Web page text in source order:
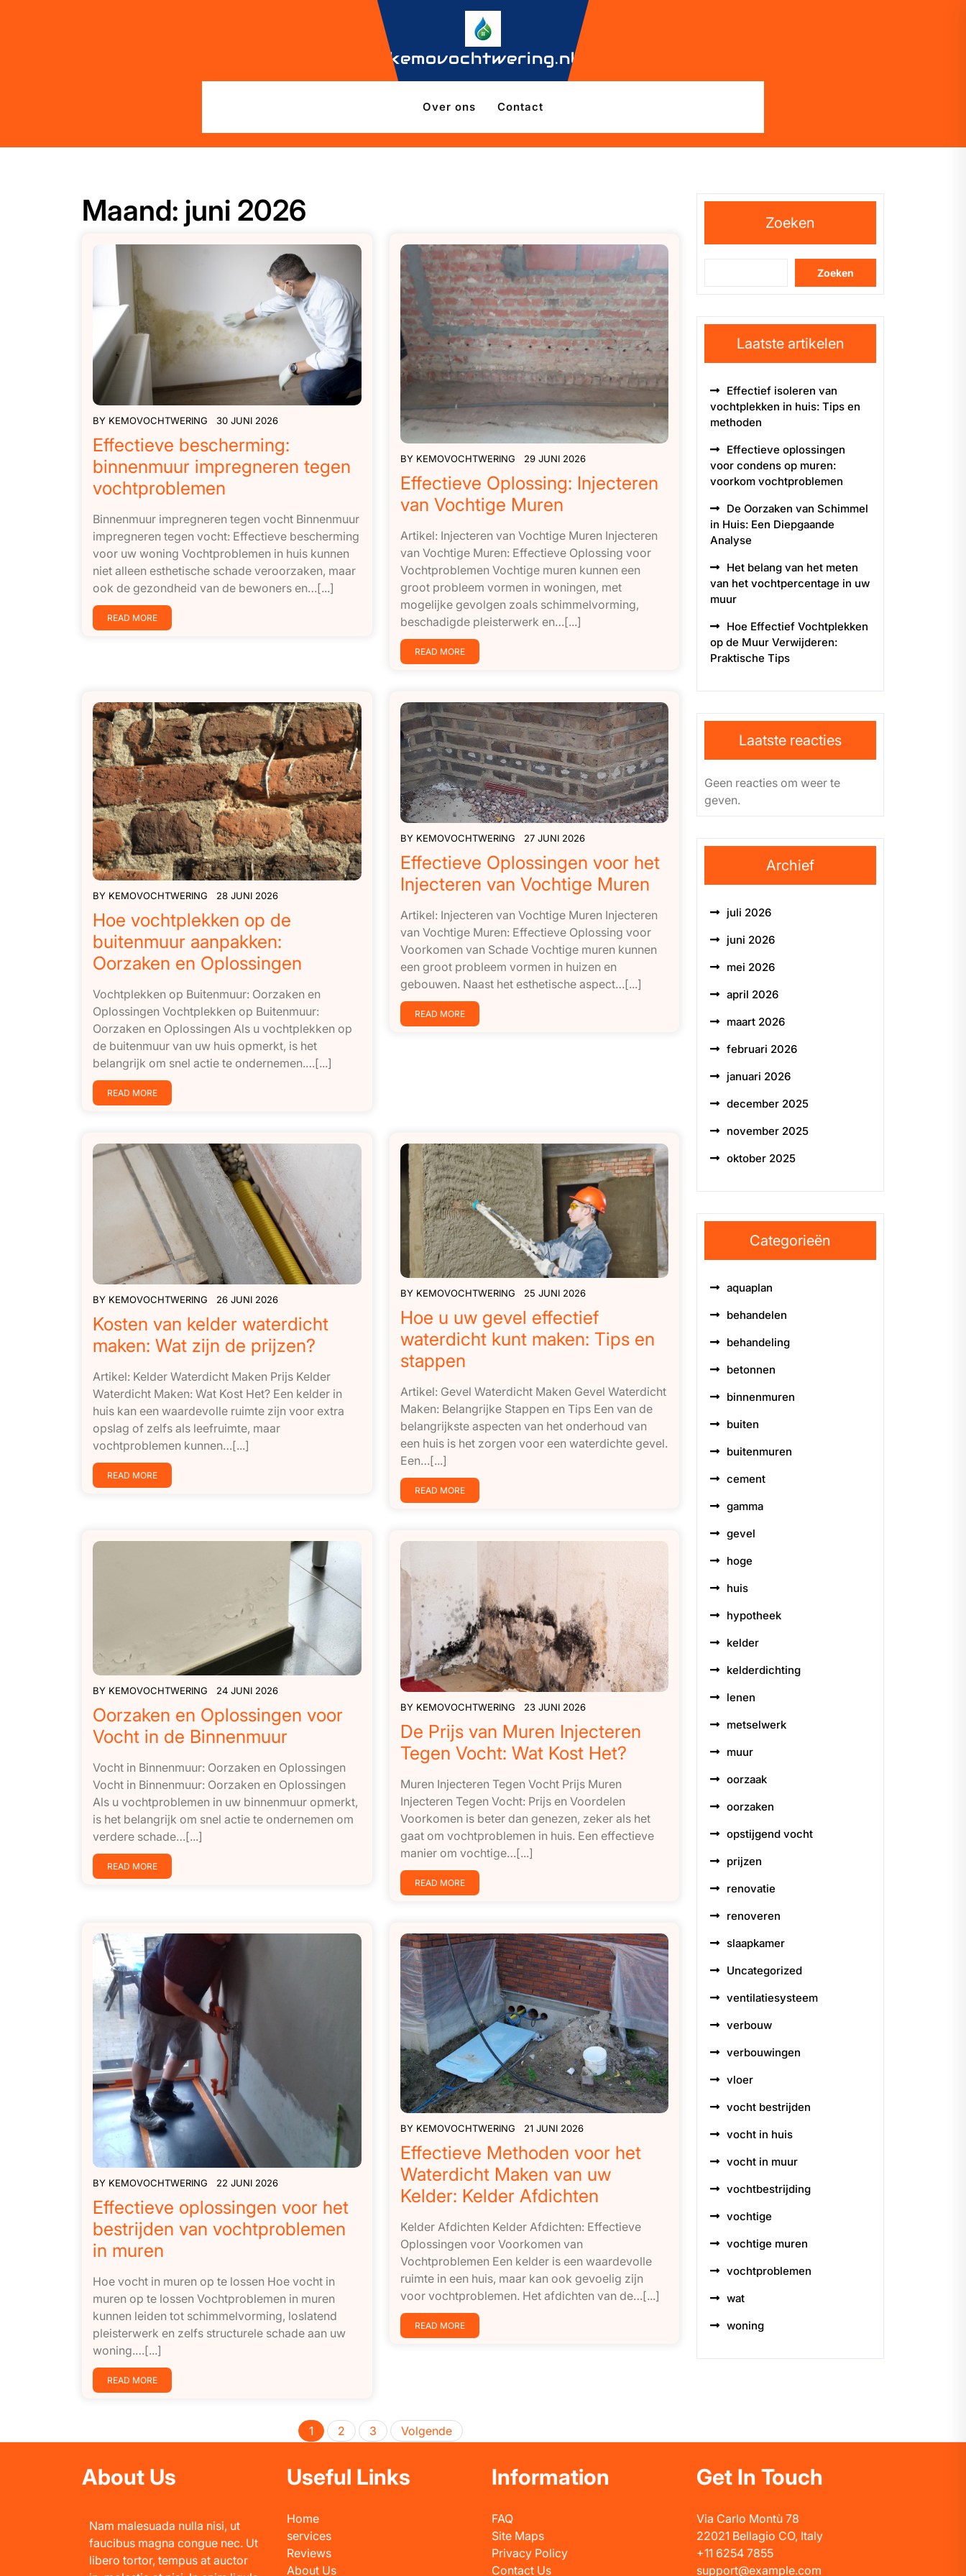
kemovochtwering.nl
Over ons Contact
Maand: juni 2026
BY KEMOVOCHTWERING 30 JUNI 2026
Effectieve bescherming:
binnenmuur impregneren tegen
vochtproblemen
Binnenmuur impregneren tegen vocht Binnenmuur
impregneren tegen vocht: Effectieve bescherming
voor uw woning Vochtproblemen in huis kunnen
niet alleen esthetische schade veroorzaken, maar
ook de gezondheid van de bewoners en…[...]
READ MORE
BY KEMOVOCHTWERING 29 JUNI 2026
Effectieve Oplossing: Injecteren
van Vochtige Muren
Artikel: Injecteren van Vochtige Muren Injecteren
van Vochtige Muren: Effectieve Oplossing voor
Vochtproblemen Vochtige muren kunnen een
groot probleem vormen in woningen, met
mogelijke gevolgen zoals schimmelvorming,
beschadigde pleisterwerk en…[...]
READ MORE
BY KEMOVOCHTWERING 28 JUNI 2026
Hoe vochtplekken op de
buitenmuur aanpakken:
Oorzaken en Oplossingen
Vochtplekken op Buitenmuur: Oorzaken en
Oplossingen Vochtplekken op Buitenmuur:
Oorzaken en Oplossingen Als u vochtplekken op
de buitenmuur van uw huis opmerkt, is het
belangrijk om snel actie te ondernemen.…[...]
READ MORE
BY KEMOVOCHTWERING 27 JUNI 2026
Effectieve Oplossingen voor het
Injecteren van Vochtige Muren
Artikel: Injecteren van Vochtige Muren Injecteren
van Vochtige Muren: Effectieve Oplossing voor
Voorkomen van Schade Vochtige muren kunnen
een groot probleem vormen in huizen en
gebouwen. Naast het esthetische aspect…[...]
READ MORE
BY KEMOVOCHTWERING 26 JUNI 2026
Kosten van kelder waterdicht
maken: Wat zijn de prijzen?
Artikel: Kelder Waterdicht Maken Prijs Kelder
Waterdicht Maken: Wat Kost Het? Een kelder in
huis kan een waardevolle ruimte zijn voor extra
opslag of zelfs als leefruimte, maar
vochtproblemen kunnen…[...]
READ MORE
BY KEMOVOCHTWERING 25 JUNI 2026
Hoe u uw gevel effectief
waterdicht kunt maken: Tips en
stappen
Artikel: Gevel Waterdicht Maken Gevel Waterdicht
Maken: Belangrijke Stappen en Tips Een van de
belangrijkste aspecten van het onderhoud van
een huis is het zorgen voor een waterdichte gevel.
Een…[...]
READ MORE
BY KEMOVOCHTWERING 24 JUNI 2026
Oorzaken en Oplossingen voor
Vocht in de Binnenmuur
Vocht in Binnenmuur: Oorzaken en Oplossingen
Vocht in Binnenmuur: Oorzaken en Oplossingen
Als u vochtproblemen in uw binnenmuur opmerkt,
is het belangrijk om snel actie te ondernemen om
verdere schade…[...]
READ MORE
BY KEMOVOCHTWERING 23 JUNI 2026
De Prijs van Muren Injecteren
Tegen Vocht: Wat Kost Het?
Muren Injecteren Tegen Vocht Prijs Muren
Injecteren Tegen Vocht: Prijs en Voordelen
Voorkomen is beter dan genezen, zeker als het
gaat om vochtproblemen in huis. Een effectieve
manier om vochtige…[...]
READ MORE
BY KEMOVOCHTWERING 22 JUNI 2026
Effectieve oplossingen voor het
bestrijden van vochtproblemen
in muren
Hoe vocht in muren op te lossen Hoe vocht in
muren op te lossen Vochtproblemen in muren
kunnen leiden tot schimmelvorming, loslatend
pleisterwerk en zelfs structurele schade aan uw
woning.…[...]
READ MORE
BY KEMOVOCHTWERING 21 JUNI 2026
Effectieve Methoden voor het
Waterdicht Maken van uw
Kelder: Kelder Afdichten
Kelder Afdichten Kelder Afdichten: Effectieve
Oplossingen voor Voorkomen van
Vochtproblemen Een kelder is een waardevolle
ruimte in een huis, maar kan ook gevoelig zijn
voor vochtproblemen. Het afdichten van de…[...]
READ MORE
Berichten
1 2 3 Volgende
Zoeken
Zoeken
Laatste artikelen
Effectief isoleren van
vochtplekken in huis: Tips en
methoden
Effectieve oplossingen
voor condens op muren:
voorkom vochtproblemen
De Oorzaken van Schimmel
in Huis: Een Diepgaande
Analyse
Het belang van het meten
van het vochtpercentage in uw
muur
Hoe Effectief Vochtplekken
op de Muur Verwijderen:
Praktische Tips
Laatste reacties
Geen reacties om weer te
geven.
Archief
juli 2026
juni 2026
mei 2026
april 2026
maart 2026
februari 2026
januari 2026
december 2025
november 2025
oktober 2025
Categorieën
aquaplan
behandelen
behandeling
betonnen
binnenmuren
buiten
buitenmuren
cement
gamma
gevel
hoge
huis
hypotheek
kelder
kelderdichting
lenen
metselwerk
muur
oorzaak
oorzaken
opstijgend vocht
prijzen
renovatie
renoveren
slaapkamer
Uncategorized
ventilatiesysteem
verbouw
verbouwingen
vloer
vocht bestrijden
vocht in huis
vocht in muur
vochtbestrijding
vochtige
vochtige muren
vochtproblemen
wat
woning
About Us
Nam malesuada nulla nisi, ut
faucibus magna congue nec. Ut
libero tortor, tempus at auctor
Useful Links
Home
services
Reviews
About Us
Information
FAQ
Site Maps
Privacy Policy
Contact Us
Get In Touch
Via Carlo Montù 78
22021 Bellagio CO, Italy
+11 6254 7855
support@example.com